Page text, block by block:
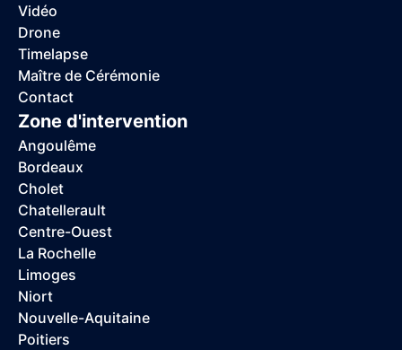
Vidéo
Drone
Timelapse
Maître de Cérémonie
Contact
Zone d'intervention
Angoulême
Bordeaux
Cholet
Chatellerault
Centre-Ouest
La Rochelle
Limoges
Niort
Nouvelle-Aquitaine
Poitiers